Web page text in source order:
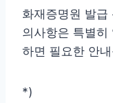
화재증명원 발급
의사항은 특별히
하면 필요한 안
*)